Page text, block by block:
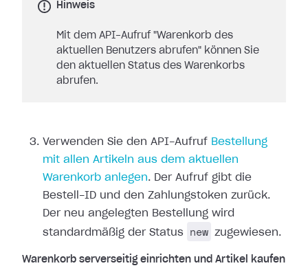
Hinweis
Mit dem API-Aufruf "Warenkorb des
aktuellen Benutzers abrufen" können Sie
den aktuellen Status des Warenkorbs
abrufen.
Verwenden Sie den API-Aufruf Bestellung
mit allen Artikeln aus dem aktuellen
Warenkorb anlegen. Der Aufruf gibt die
Bestell-ID und den Zahlungstoken zurück.
Der neu angelegten Bestellung wird
standardmäßig der Status
new zugewiesen.
Warenkorb serverseitig einrichten und Artikel kaufen